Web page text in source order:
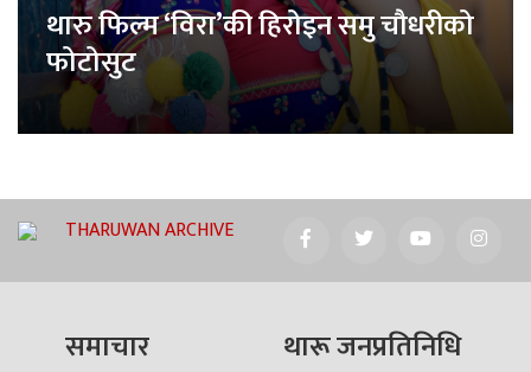
थारु फिल्म ‘विरा’की हिरोइन समु चौधरीको
फोटोसुट
THARUWAN ARCHIVE
समाचार थारू जनप्रतिनिधि